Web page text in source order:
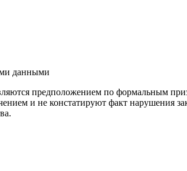
данными
предположением по формальным
и не констатируют факт нарушения